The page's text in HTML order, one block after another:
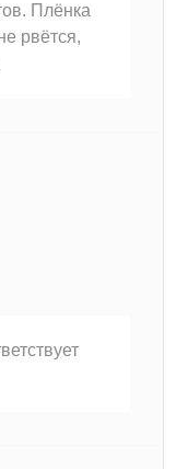
Плёнка
рвётся,